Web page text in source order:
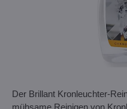
Der Brillant Kronleuchter-
mühsame Reinigen von